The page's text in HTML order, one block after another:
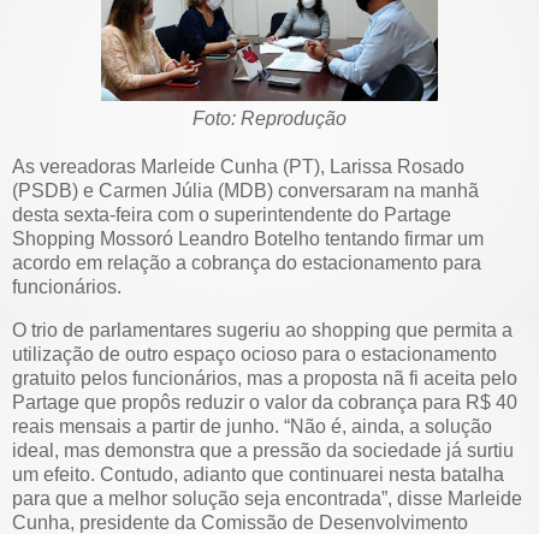
Foto: Reprodução
As vereadoras Marleide Cunha (PT), Larissa Rosado
(PSDB) e Carmen Júlia (MDB) conversaram na manhã
desta sexta-feira com o superintendente do Partage
Shopping Mossoró Leandro Botelho tentando firmar um
acordo em relação a cobrança do estacionamento para
funcionários.
O trio de parlamentares sugeriu ao shopping que permita a
utilização de outro espaço ocioso para o estacionamento
gratuito pelos funcionários, mas a proposta nã fi aceita pelo
Partage que propôs reduzir o valor da cobrança para R$ 40
reais mensais a partir de junho. “Não é, ainda, a solução
ideal, mas demonstra que a pressão da sociedade já surtiu
um efeito. Contudo, adianto que continuarei nesta batalha
para que a melhor solução seja encontrada”, disse Marleide
Cunha, presidente da Comissão de Desenvolvimento